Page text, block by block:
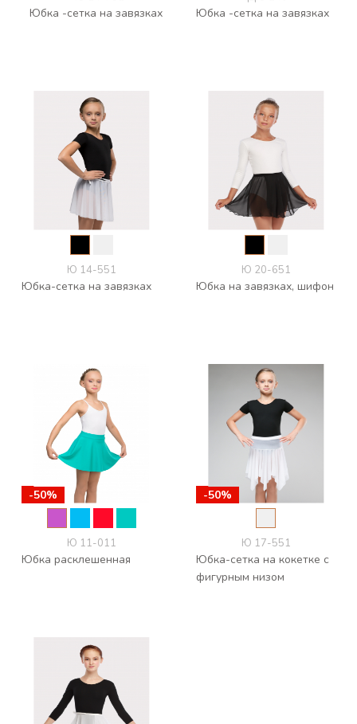
Юбка -сетка на завязках Юбка -сетка на завязках
Ю 14-551
Юбка-сетка на завязках
Ю 20-651
Юбка на завязках, шифон
-50%
-50%
Ю 11-011
Юбка расклешенная
-50%
-50%
Ю 17-551
Юбка-сетка на кокетке с
фигурным низом